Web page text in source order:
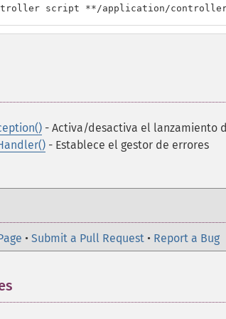
script **/application/
- Activa/desactiva el lanzamiento
- Establece el gestor de errores
• Submit a Pull Request • Report a Bug